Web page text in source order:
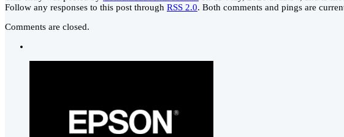
Follow any responses to this post through RSS 2.0. Both comments and pings are
Comments are closed.